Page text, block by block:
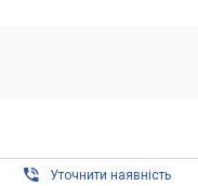
 Уточнити наявність